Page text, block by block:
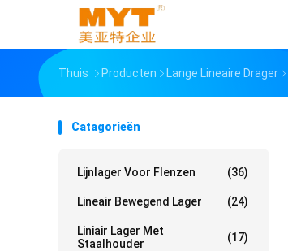
Thuis Producten Lange Lineaire Drager
Catagorieën
Lijnlager Voor Flenzen (36)
Lineair Bewegend Lager (24)
Liniair Lager Met
Staalhouder
(17)